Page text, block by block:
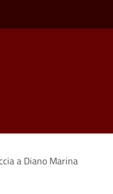
a Diano Marina